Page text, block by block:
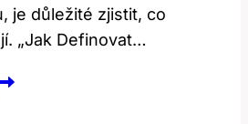
je⁣ důležité⁢ zjistit,‌ co
„Jak Definovat…